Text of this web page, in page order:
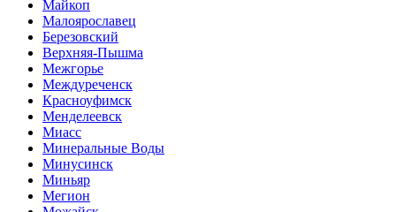
Майкоп
Малоярославец
Березовский
Верхняя-Пышма
Межгорье
Междуреченск
Красноуфимск
Менделеевск
Миасс
Минеральные Воды
Минусинск
Миньяр
Мегион